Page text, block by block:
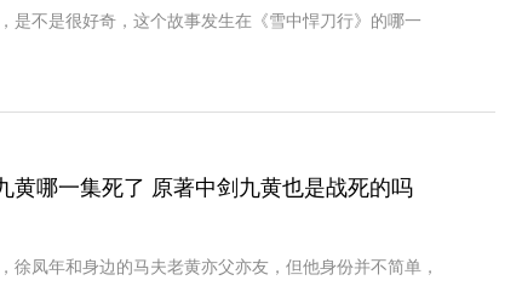
是不是很好奇，这个故事发生在《雪中悍刀行》的哪一
黄哪一集死了 原著中剑九黄也是战死的吗
徐凤年和身边的马夫老黄亦父亦友，但他身份并不简单，